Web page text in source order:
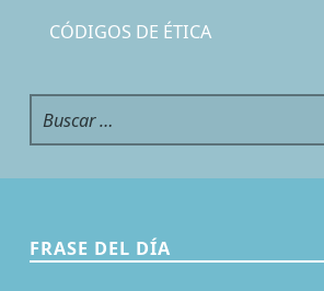
CÓDIGOS DE ÉTICA
Buscar:
FRASE DEL DÍA